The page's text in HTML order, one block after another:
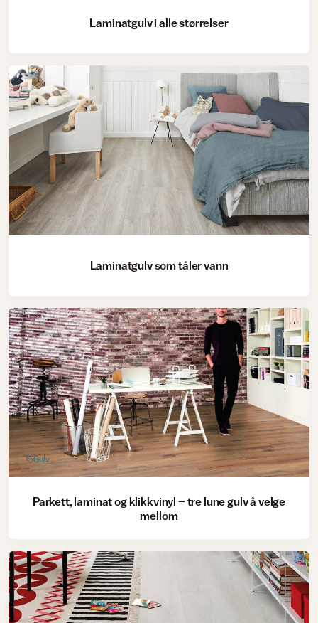
Laminatgulv i alle størrelser
Laminatgulv som tåler vann
Gulv
Parkett, laminat og klikkvinyl – tre lune gulv å velge
mellom